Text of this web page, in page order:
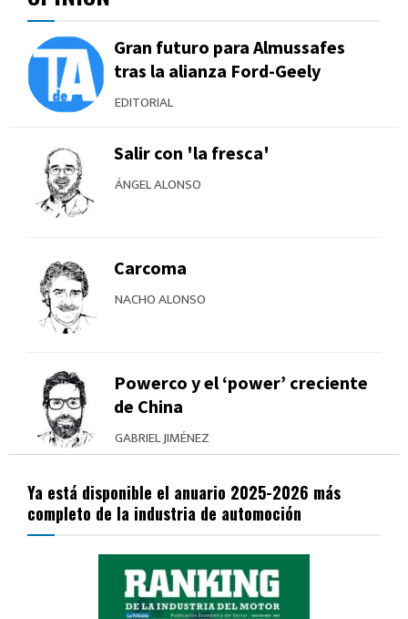
Gran futuro para Almussafes
tras la alianza Ford-Geely
EDITORIAL
Salir con 'la fresca'
ÁNGEL ALONSO
Carcoma
NACHO ALONSO
Powerco y el ‘power’ creciente
de China
GABRIEL JIMÉNEZ
Ya está disponible el anuario 2025-2026 más
completo de la industria de automoción